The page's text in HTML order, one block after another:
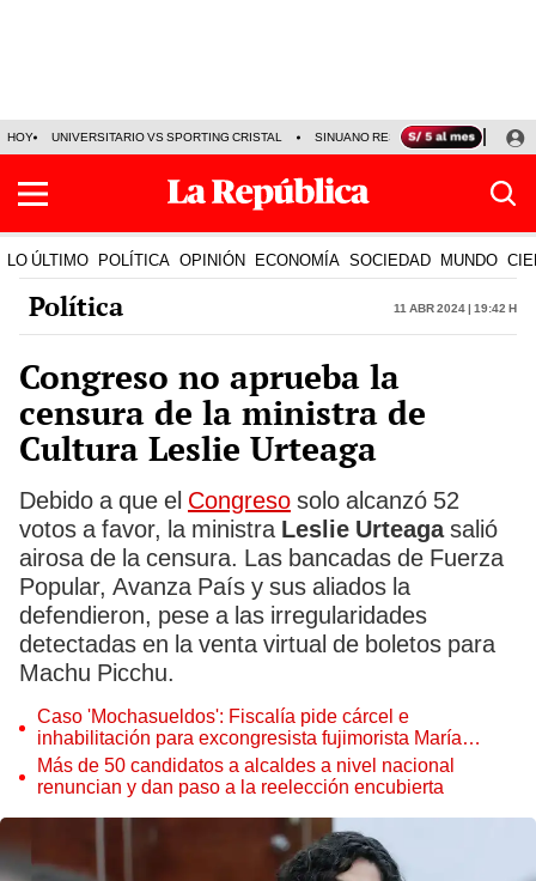
HOY UNIVERSITARIO VS SPORTING CRISTAL SINUANO RESULTADOS HOY
LO ÚLTIMO POLÍTICA OPINIÓN ECONOMÍA SOCIEDAD MUNDO
Política 11 Abr 2024 | 19:42 h
Congreso no aprueba la
censura de la ministra de
Cultura Leslie Urteaga
Debido a que el Congreso solo alcanzó 52
votos a favor, la ministra Leslie Urteagasalió
airosa de la censura. Las bancadas de Fuerza
Popular, Avanza País y sus aliados la
defendieron, pese a las irregularidades
detectadas en la venta virtual de boletos para
Machu Picchu.
Caso 'Mochasueldos': Fiscalía pide cárcel e
inhabilitación para excongresista fujimorista María
Cordero Jon Tay
Más de 50 candidatos a alcaldes a nivel nacional
renuncian y dan paso a la reelección encubierta